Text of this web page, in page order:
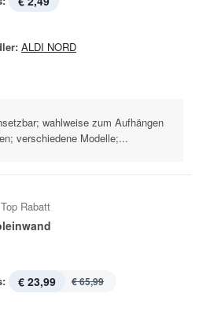
ALDI NORD
wahlweise zum Aufhängen
verschiedene Modelle;...
Top Rabatt
€ 23,99 € 65,99